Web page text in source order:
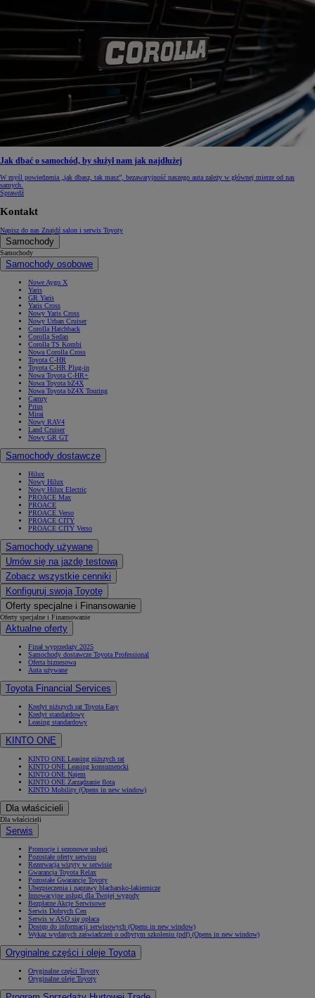
Jak dbać o samochód, by służył nam jak najdłużej
W myśl powiedzenia „jak dbasz, tak masz”, bezawaryjność naszego auta zależy w głównej mierze od nas
samych.
Sprawdź
Kontakt
Napisz do nas Znajdź salon i serwis Toyoty
Samochody
Samochody
Samochody osobowe
Nowe Aygo X
Yaris
GR Yaris
Yaris Cross
Nowy Yaris Cross
Nowy Urban Cruiser
Corolla Hatchback
Corolla Sedan
Corolla TS Kombi
Nowa Corolla Cross
Toyota C-HR
Toyota C-HR Plug-in
Nowa Toyota C-HR+
Nowa Toyota bZ4X
Nowa Toyota bZ4X Touring
Camry
Prius
Mirai
Nowy RAV4
Land Cruiser
Nowy GR GT
Samochody dostawcze
Hilux
Nowy Hilux
Nowy Hilux Electric
PROACE Max
PROACE
PROACE Verso
PROACE CITY
PROACE CITY Verso
Samochody używane
Umów się na jazdę testową
Zobacz wszystkie cenniki
Konfiguruj swoją Toyotę
Oferty specjalne i Finansowanie
Oferty specjalne i Finansowanie
Aktualne oferty
Finał wyprzedaży 2025
Samochody dostawcze Toyota Professional
Oferta biznesowa
Auta używane
Toyota Financial Services
Kredyt niższych rat Toyota Easy
Kredyt standardowy
Leasing standardowy
KINTO ONE
KINTO ONE Leasing niższych rat
KINTO ONE Leasing konsumencki
KINTO ONE Najem
KINTO ONE Zarządzanie flotą
KINTO Mobility (Opens in new window)
Dla właścicieli
Dla właścicieli
Serwis
Promocje i sezonowe usługi
Pozostałe oferty serwisu
Rezerwacja wizyty w serwisie
Gwarancja Toyota Relax
Pozostałe Gwarancje Toyoty
Ubezpieczenia i naprawy blacharsko-lakiernicze
Innowacyjne usługi dla Twojej wygody
Bezpłatne Akcje Serwisowe
Serwis Dobrych Cen
Serwis w ASO się opłaca
Dostęp do informacji serwisowych (Opens in new window)
Wykaz wydanych zaświadczeń o odbytym szkoleniu (pdf) (Opens in new window)
Oryginalne części i oleje Toyota
Oryginalne części Toyoty
Oryginalne oleje Toyoty